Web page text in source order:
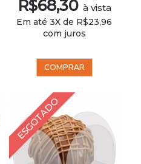
R$68,30 à vista
Em até 3X de R$23,96
com juros
COMPRAR
ESGOTADO